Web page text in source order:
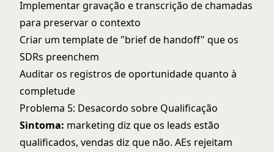
Implementar gravação e transcrição de chamadas
para preservar o contexto
Criar um template de "brief de handoff" que os
SDRs preenchem
Auditar os registros de oportunidade quanto à
completude
Problema 5: Desacordo sobre Qualificação
Sintoma: marketing diz que os leads estão
qualificados, vendas diz que não. AEs rejeitam